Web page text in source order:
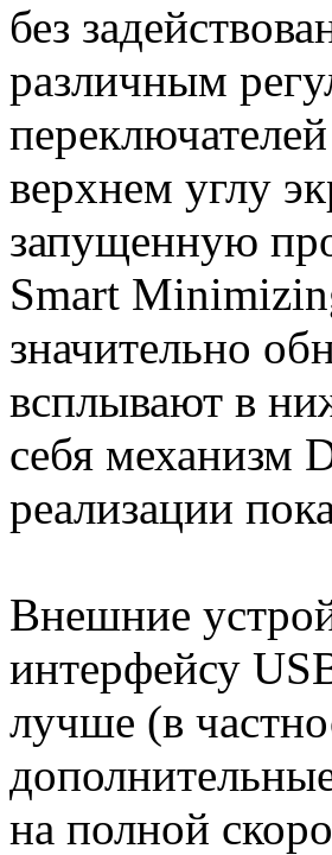
без
различным
верхнем углу
запущенную
Smart
значительно
всплывают в
себя механизм
реализации
Внешние
интерфейсу
лучше (в
на полной